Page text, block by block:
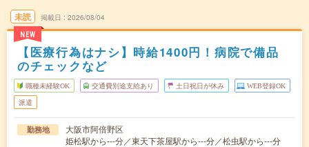
未読
NEW
掲載日 2026/08/04
【医療行為はナシ】時給1400円！病院で備品
のチェックなど
職種未経験OK 交通費別途支給あり 土日祝日が休み WEB登録OK
派遣
勤務地
大阪市阿倍野区
姫松駅から---分／東天下茶屋駅から---分／松虫駅から---分